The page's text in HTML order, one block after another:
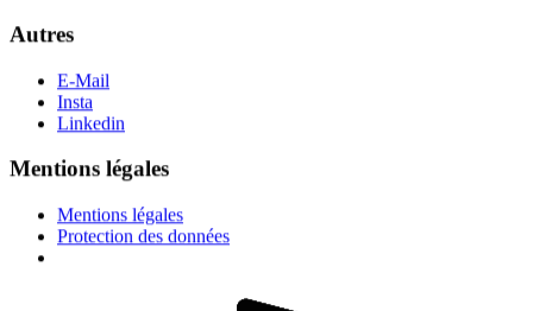
Autres
E-Mail
Insta
Linkedin
Mentions légales
Mentions légales
Protection des données